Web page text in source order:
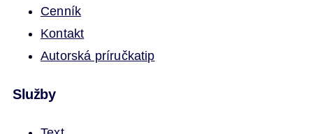
Cenník
Kontakt
Autorská príručkatip
Služby